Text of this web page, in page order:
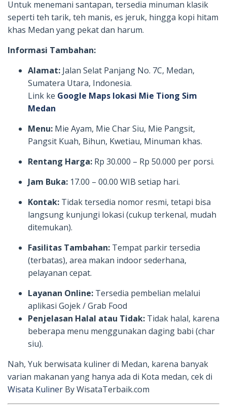
Untuk menemani santapan, tersedia minuman klasik
seperti teh tarik, teh manis, es jeruk, hingga kopi hitam
khas Medan yang pekat dan harum.
Informasi Tambahan:
Alamat: Jalan Selat Panjang No. 7C, Medan,
Sumatera Utara, Indonesia.
Link ke Google Maps lokasi Mie Tiong Sim
Medan
Menu: Mie Ayam, Mie Char Siu, Mie Pangsit,
Pangsit Kuah, Bihun, Kwetiau, Minuman khas.
Rentang Harga: Rp 30.000 – Rp 50.000 per porsi.
Jam Buka: 17.00 – 00.00 WIB setiap hari.
Kontak: Tidak tersedia nomor resmi, tetapi bisa
langsung kunjungi lokasi (cukup terkenal, mudah
ditemukan).
Fasilitas Tambahan: Tempat parkir tersedia
(terbatas), area makan indoor sederhana,
pelayanan cepat.
Layanan Online: Tersedia pembelian melalui
aplikasi Gojek / Grab Food
Penjelasan Halal atau Tidak: Tidak halal, karena
beberapa menu menggunakan daging babi (char
siu).
Nah, Yuk berwisata kuliner di Medan, karena banyak
varian makanan yang hanya ada di Kota medan, cek di
Wisata Kuliner By WisataTerbaik.com